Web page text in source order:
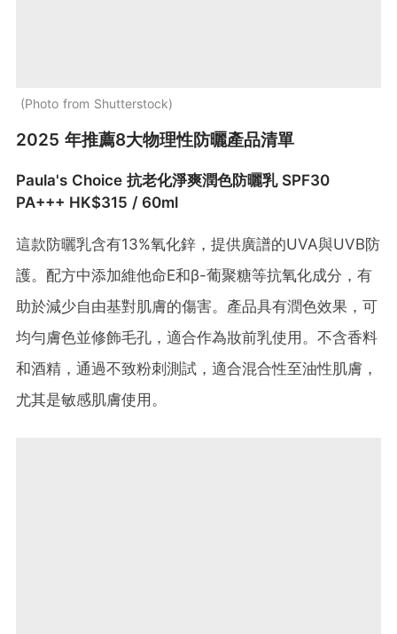
Photo from Shutterstock
2025 年推薦8大物理性防曬產品清單
Paula's Choice 抗老化淨爽潤色防曬乳 SPF30
PA+++ HK$315 / 60ml
這款防曬乳含有13%氧化鋅，提供廣譜的UVA與UVB防
護。​配方中添加維他命E和β-葡聚糖等抗氧化成分，有
助於減少自由基對肌膚的傷害。​產品具有潤色效果，可
均勻膚色並修飾毛孔，適合作為妝前乳使用。​不含香料
和酒精，通過不致粉刺測試，適合混合性至油性肌膚，
尤其是敏感肌膚使用。​